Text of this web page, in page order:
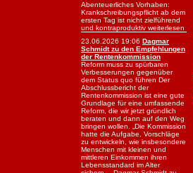
Abenteuerliches Vorhaben:
Krankschreibungspflicht ab dem
ersten Tag ist nicht zielführend
und kontraproduktiv weiterlesen
23.06.2026 19:06 Dagmar
Schmidt zu den Empfehlungen
der Rentenkommission
Reform muss zu spürbaren
Verbesserungen gegenüber
dem Status quo führen Der
Abschlussbericht der
Rentenkommission ist eine gute
Grundlage für eine umfassende
Reform, die wir jetzt gründlich
beraten und dann auf den Weg
bringen wollen. „Die Kommission
hatte die Aufgabe, Vorschläge
zu entwickeln, wie insbesondere
Menschen mit kleinen und
mittleren Einkommen ihren
Lebensstandard im Alter